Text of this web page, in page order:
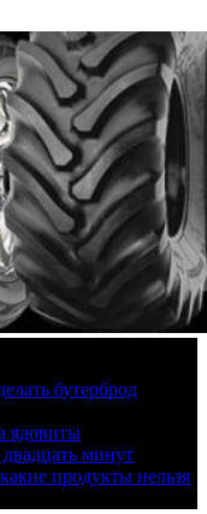
бутерброд
ядовиты
минут
продукты нельзя